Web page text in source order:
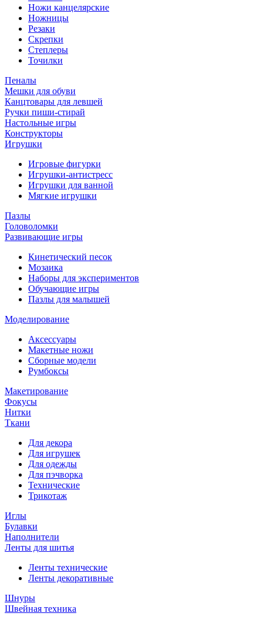
Ножи канцелярские
Ножницы
Резаки
Скрепки
Степлеры
Точилки
Пеналы
Мешки для обуви
Канцтовары для левшей
Ручки пиши-стирай
Настольные игры
Конструкторы
Игрушки
Игровые фигурки
Игрушки-антистресс
Игрушки для ванной
Мягкие игрушки
Пазлы
Головоломки
Развивающие игры
Кинетический песок
Мозаика
Наборы для экспериментов
Обучающие игры
Пазлы для малышей
Моделирование
Аксессуары
Макетные ножи
Сборные модели
Румбоксы
Макетирование
Фокусы
Нитки
Ткани
Для декора
Для игрушек
Для одежды
Для пэчворка
Технические
Трикотаж
Иглы
Булавки
Наполнители
Ленты для шитья
Ленты технические
Ленты декоративные
Шнуры
Швейная техника